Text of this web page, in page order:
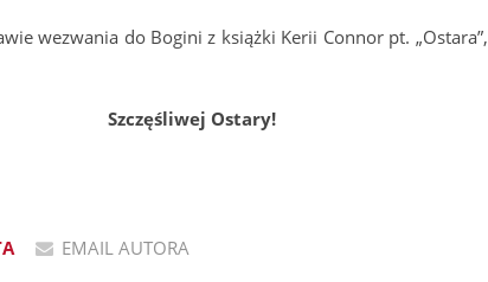
wezwania do Bogini z książki Kerii Connor pt. „Ostara”,
Szczęśliwej Ostary!
EMAIL AUTORA